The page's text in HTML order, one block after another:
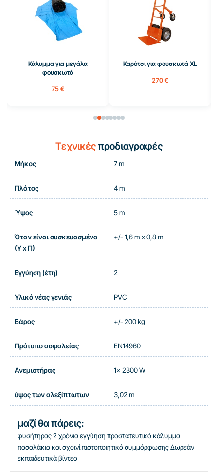
Κάλυμμα για μεγάλα
φουσκωτά
75 €
Καρότσι για φουσκωτά XL
270 €
Τεχνικέςπροδιαγραφές
Μήκος 7 m
Πλάτος 4 m
Ύψος 5 m
Όταν είναι συσκευασμένο
(Υ x Π)
+/- 1,6 m x 0,8 m
Εγγύηση (έτη) 2
Υλικό νέας γενιάς PVC
Βάρος +/- 200 kg
Πρότυπο ασφαλείας EN14960
Ανεμιστήρας 1x 2300 W
ύψος των αλεξίπτωτων 3,02 m
μαζί θα πάρεις:
φυσήτηρας2 χρόνια εγγύηση προστατευτικό κάλυμμα
πασαλάκια και σχοινίπιστοποιητικό συμμόρφωσηςΔωρεάν
εκπαιδευτικά βίντεο